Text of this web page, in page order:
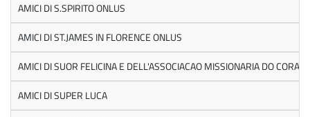
AMICI DI S.SPIRITO ONLUS
AMICI DI ST.JAMES IN FLORENCE ONLUS
AMICI DI SUOR FELICINA E DELL'ASSOCIACAO MISSIONARIA DO
AMICI DI SUPER LUCA